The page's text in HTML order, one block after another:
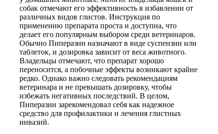
собак отмечают его эффективность в избавлении от
различных видов глистов. Инструкция по
применению препарата проста и доступна, что
делает его популярным выбором среди ветеринаров.
Обычно Пиперазин назначают в виде суспензии или
таблеток, и дозировка зависит от веса животного.
Владельцы отмечают, что препарат хорошо
переносится, а побочные эффекты возникают крайне
редко. Однако важно следовать рекомендациям
ветеринара и не превышать дозировку, чтобы
избежать негативных последствий. В целом,
Пиперазин зарекомендовал себя как надежное
средство для профилактики и лечения глистных
инвазий.